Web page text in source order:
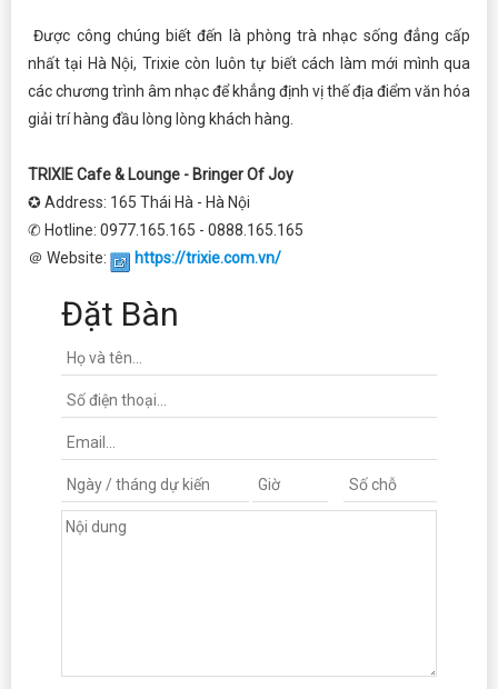
Được công chúng biết đến là phòng trà nhạc sống đẳng cấp
nhất tại Hà Nội, Trixie còn luôn tự biết cách làm mới mình qua
các chương trình âm nhạc để khẳng định vị thế địa điểm văn hóa
giải trí hàng đầu lòng lòng khách hàng.
TRIXIE Cafe & Lounge - Bringer Of Joy
✪ Address: 165 Thái Hà - Hà Nội
✆ Hotline: 0977.165.165 - 0888.165.165
＠ Website:
https://trixie.com.vn/
Đặt Bàn